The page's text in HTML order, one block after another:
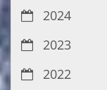
2024
2023
2022